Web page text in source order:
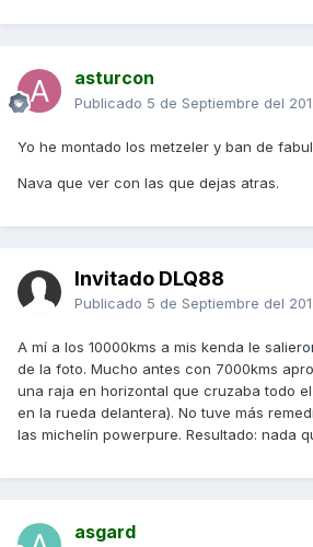
asturcon
Publicado 5 de Septiembre del
Yo he montado los metzeler y ban de
Nava que ver con las que dejas atras.
Invitado DLQ88
Publicado 5 de Septiembre del
A mí a los 10000kms a mis kenda le
de la foto. Mucho antes con 7000kms
una raja en horizontal que cruzaba todo
en la rueda delantera). No tuve más
las michelín powerpure. Resultado: nada
asgard